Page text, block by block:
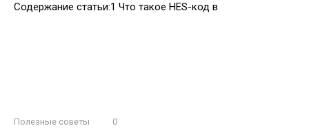
Содержание статьи:1 Что такое HES-код в
Полезные советы 0